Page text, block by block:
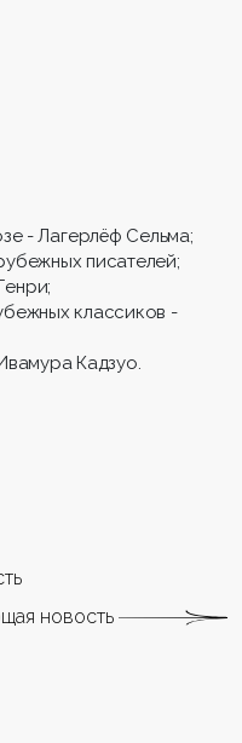
- Лагерлёф Сельма;
писателей;
классиков -
Кадзуо.
новость